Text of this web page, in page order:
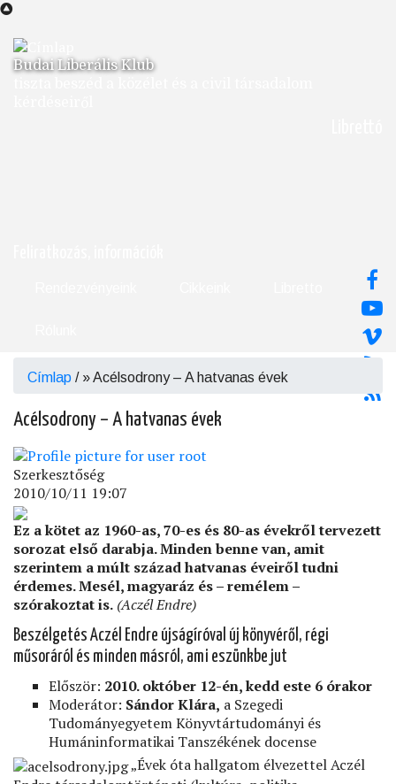
Ugrás
tartalomra
Budai Liberális Klub
Morzsa
Címlap / Acélsodrony – A hatvanas évek
Acélsodrony – A hatvanas évek
Szerkesztőség
2010/10/11 19:07
Ez a kötet az 1960-as, 70-es és 80-as évekről tervezett
sorozat első darabja. Minden benne van, amit
szerintem a múlt század hatvanas éveiről tudni
érdemes. Mesél, magyaráz és – remélem –
szórakoztat is. (Aczél Endre)
Beszélgetés Aczél Endre újságíróval új könyvéről, régi
műsoráról és minden másról, ami eszünkbe jut
Először: 2010. október 12-én, kedd este 6 órakor
Moderátor: Sándor Klára, a Szegedi
Tudományegyetem Könyvtártudományi és
Humáninformatikai Tanszékének docense
„Évek óta hallgatom élvezettel Aczél